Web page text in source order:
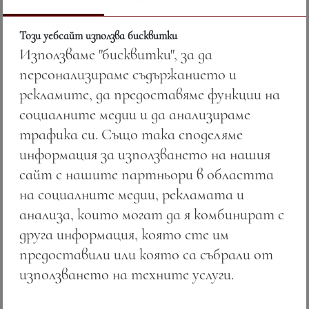
на изумрудените води на Средиземно море,
докато прохладният климат и
варовиковите почви на Пенедес се
преплитат с престижните традиции на
Торес в 750 ml съвършенство.
Гладкият вкус се разгръща като освежаваща
поезия—с балансирани плодови нюанси и
лека сладост, подчертана от аромати на
маракуя и грейпфрут. Дълготрайният и
нежен послевкус оставя следи от деликатни
тонове на мед и цитрусова свежест, който
само духът на Средиземноморието може да
подари в своята най-изтънчена флорална
същност.
Този уебсайт използва бисквитки
Използваме "бисквитки", за да
персонализираме съдържанието и
рекламите, да предоставяме функции на
социалните медии и да анализираме
трафика си. Също така споделяме
информация за използването на нашия
сайт с нашите партньори в областта
на социалните медии, рекламата и
анализа, които могат да я комбинират с
друга информация, която сте им
предоставили или която са събрали от
използването на техните услуги.